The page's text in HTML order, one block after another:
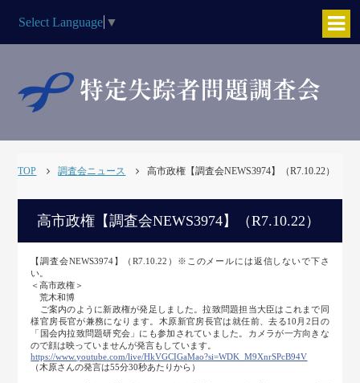
Select Language ▼
TOP 調査会ニュース 高市政権【調査会NEWS3974】（R7.10.22）
高市政権【調査会NEWS3974】（R7.10.22）
【調査会NEWS3974】（R7.10.22）※このメールには返信しないで下さ
い。
＜高市政権＞
荒木和博
ご案内のように新政権が発足しました。拉致問題担当大臣はこれまで同
様官房長官が兼務になります。木原新官房長官は就任前、去る10月2日の
「国会内拉致問題研究会」にも参加されていました。カメラが一方向きな
ので顔は映っていませんが発言もしています。
https://www.youtube.com/live/HkVGCIGaMao?si=WDK_M9XnrSPcB94V
（木原さんの発言は55分30秒あたりから）